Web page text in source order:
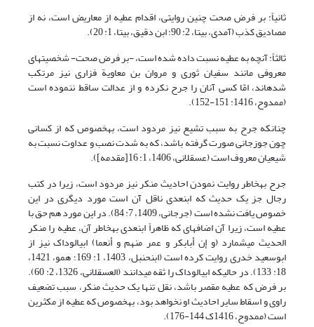
ثانیاً: بر فرض صحت چنین روایتی، اقدام عطیه از معاریض است، نه از
مصادیق کذب (آمدی، بی‏تا، 2: 90؛ ابن دقیق، بی‏تا، 1: 20).
ثالثاً: آنچه به عطیه نسبت داده شده است، -بر فرض صحت- شخصیت‏های
معروفی مانند سفیان ثوری و مروان بن معاویة فزارى نیز مرتکب
شده‏اند، امّا کسی آنان را جرح نکرده و از عدالت ساقط ننموده است
(ممدوح، 1416: 151-152).
چنان‏که جرح به سبب تشیع نیز مردود است، به‏خصوص که از کسانی
چون جوزجانی صورت گرفته باشد، که به شدت نصب و عداوت نسبت به
شیعیان معروف است (عسقلانی، 1406، 1: 16[مقدمه]).
جرح به‏خاطر روایت نمودن احادیث منکر نیز مردود است، زیرا در کتب
رجال جز یک حدیث که ابن‏عدی ناقل آن است مورد دیگری در این
خصوص یافت نشده است (جرجانی، 1409، 7: 84). در این مورد هم حق با
عطیه است، زیرا آن اضافه‏ای که ظاهراً ابن‏عدی به‏خاطر آن، عطیه را منکر
الحدیث می‏شمارد (و إن أبابکر و عمر منهم و أنعما) ابی‏الوداک نیز از
ابوسعید خدری روایت کرده است (ابن‏حنبل، 1403، 1: 169؛ همو، 1421،
18: 133). در حالی‏که ابی‏الوداک را ثقه می‏دانند (العسقلانی، 1326، 2: 60).
بر فرض که عطیه مقصر باشد، نقل تنها یک حدیث منکر، سبب تضعیف
راوی و اسقاط سایر احادیث او نخواهد بود، به‏خصوص که عطیه از مکثرین
است (ممدوح، 1416ک 144-176).